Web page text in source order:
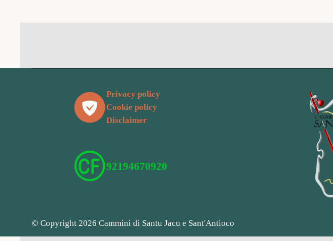
Privacy policy
Cookie policy
Disclaimer
92194670920
© Copyright 2026 Cammini di Santu Jacu e Sant'Antioco